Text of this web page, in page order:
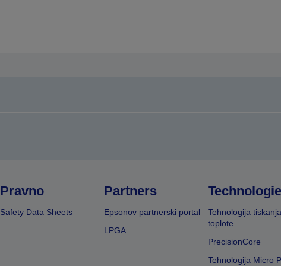
Pravno
Safety Data Sheets
Partners
Epsonov partnerski portal
LPGA
Tehnologija
toplote
PrecisionCore
Tehnologija Micro